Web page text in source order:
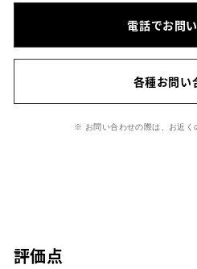
電話でお問
各種お問い
※ お問い合わせの際は、お近く
評価点